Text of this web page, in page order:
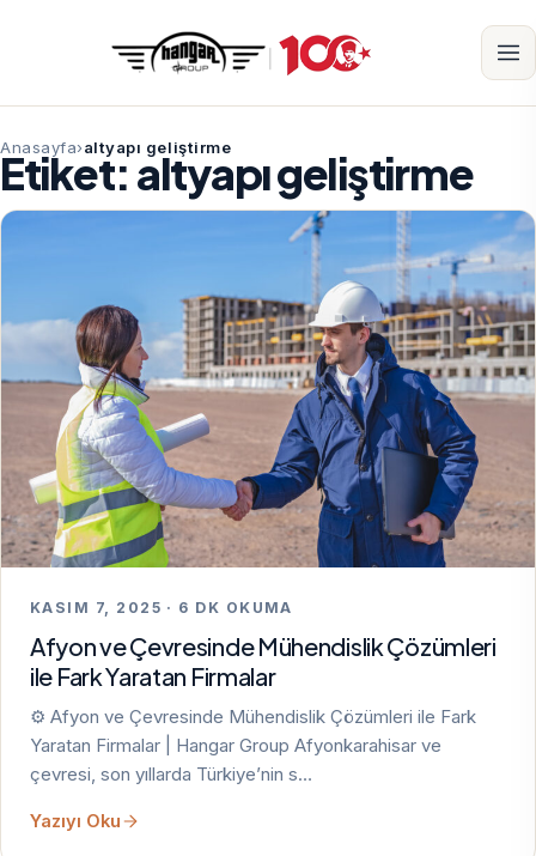
Anasayfa altyapı geliştirme
Etiket:altyapı geliştirme
KASIM 7, 2025 · 6 DK OKUMA
Afyon ve Çevresinde Mühendislik Çözümleri
ile Fark Yaratan Firmalar
⚙️ Afyon ve Çevresinde Mühendislik Çözümleri ile Fark
Yaratan Firmalar | Hangar Group Afyonkarahisar ve
çevresi, son yıllarda Türkiye’nin s…
Yazıyı Oku